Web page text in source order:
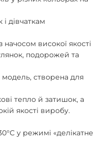
дівчаткам
високої якості
подорожей та
створена для
тепло й затишок, а
якості виробу.
у режимі «делікатне